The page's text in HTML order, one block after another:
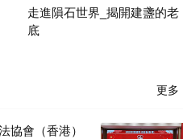
走進隕石世界_揭開建盞的老
底
更多
協會（香港）